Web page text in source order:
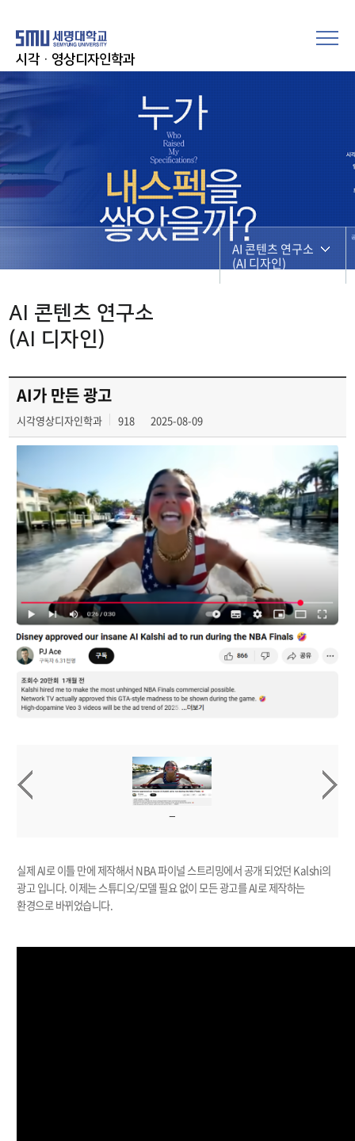
시각·영상디자인학과
AI 콘텐츠 연구소
(AI 디자인)
AI 콘텐츠 연구소
(AI 디자인)
AI가 만든 광고
시각영상디자인학과 918 2025-08-09
실제 AI로 이틀 만에 제작해서 NBA 파이널 스트리밍에서 공개 되었던 Kalshi의
광고 입니다. 이제는 스튜디오/모델 필요 없이 모든 광고를 AI로 제작하는
환경으로 바뀌었습니다.